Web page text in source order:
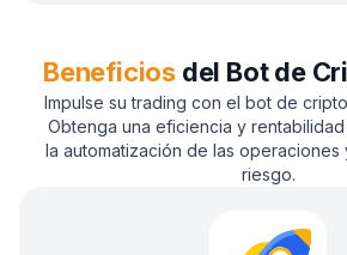
Beneficios del Bot de
Impulse su trading con el bot de
Obtenga una eficiencia y
la automatización de las
riesgo.